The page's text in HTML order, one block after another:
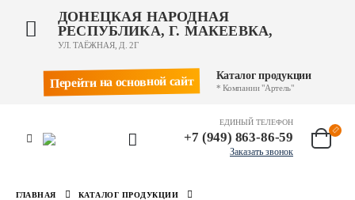
ДОНЕЦКАЯ НАРОДНАЯ
РЕСПУБЛИКА, Г. МАКЕЕВКА,
УЛ. ТАЁЖНАЯ, Д. 2Г
Перейти на основной сайт Каталог продукции
* Компании "Артель"
ЕДИНЫЙ ТЕЛЕФОН
+7 (949) 863-86-59
Заказать звонок
ГЛАВНАЯ КАТАЛОГ ПРОДУКЦИИ